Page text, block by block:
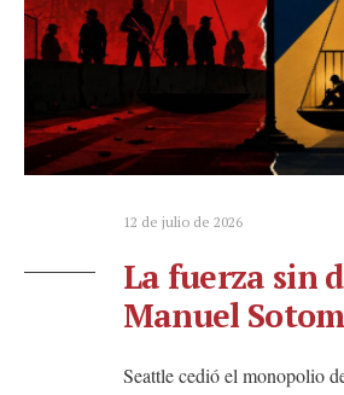
12 de julio de 2026
La fuerza sin
Manuel
Seattle cedió el monopolio